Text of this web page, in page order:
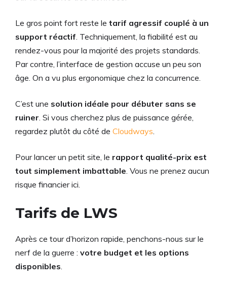
Le gros point fort reste le tarif agressif couplé à un
support réactif. Techniquement, la fiabilité est au
rendez-vous pour la majorité des projets standards.
Par contre, l’interface de gestion accuse un peu son
âge. On a vu plus ergonomique chez la concurrence.
C’est une solution idéale pour débuter sans se
ruiner. Si vous cherchez plus de puissance gérée,
regardez plutôt du côté de Cloudways.
Pour lancer un petit site, le rapport qualité-prix est
tout simplement imbattable. Vous ne prenez aucun
risque financier ici.
Tarifs de LWS
Après ce tour d’horizon rapide, penchons-nous sur le
nerf de la guerre : votre budget et les options
disponibles.